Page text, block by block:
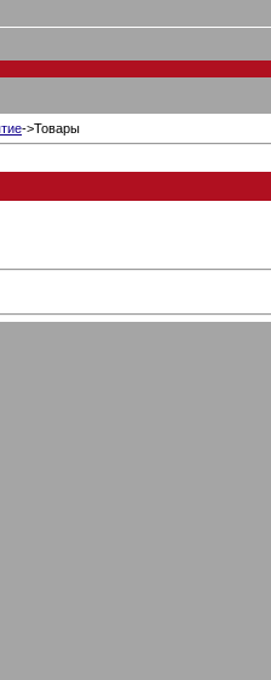
->Товары